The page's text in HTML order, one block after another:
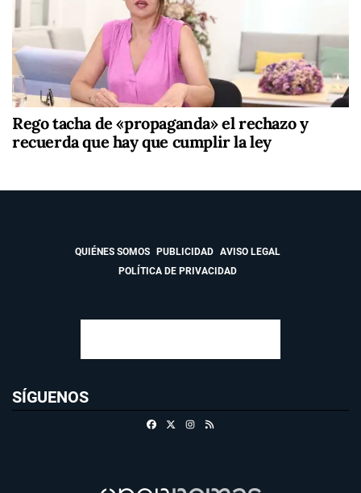
Rego tacha de «propaganda» el rechazo y
recuerda que hay que cumplir la ley
QUIÉNES SOMOS PUBLICIDAD
AVISO LEGAL
POLÍTICA DE PRIVACIDAD
SÍGUENOS
FacebookInstagram